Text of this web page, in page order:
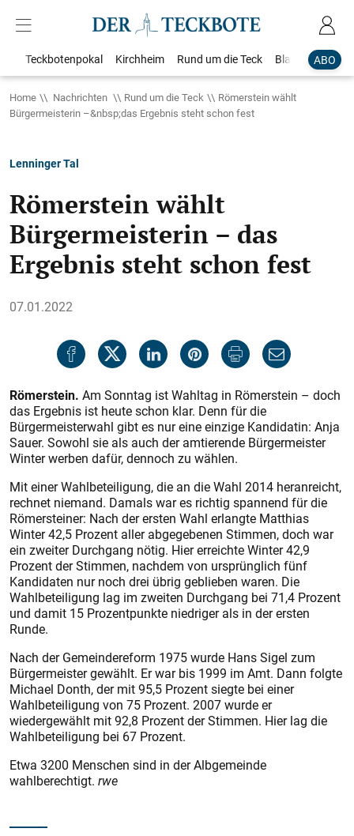
ABO
Teckbotenpokal Kirchheim Rund um die Teck Blaulicht
Home Nachrichten Rund um die Teck
Römerstein wählt
Bürgermeisterin –&nbsp;das Ergebnis steht schon fest
Lenninger Tal
Römerstein wählt
Bürgermeisterin – das
Ergebnis steht schon fest
07.01.2022
Römerstein. Am Sonntag ist Wahltag in Römerstein – doch
das Ergebnis ist heute schon klar. Denn für die
Bürgermeisterwahl gibt es nur eine einzige Kandidatin: Anja
Sauer. Sowohl sie als auch der amtierende Bürgermeister
Winter werben dafür, dennoch zu wählen.
Mit einer Wahlbeteiligung, die an die Wahl 2014 heranreicht,
rechnet niemand. Damals war es richtig spannend für die
Römersteiner: Nach der ersten Wahl erlangte Matthias
Winter 42,5 Prozent aller abgegebenen Stimmen, doch war
ein zweiter Durchgang nötig. Hier erreichte Winter 42,9
Prozent der Stimmen, nachdem von ursprünglich fünf
Kandidaten nur noch drei übrig geblieben waren. Die
Wahlbeteiligung lag im zweiten Durchgang bei 71,4 Prozent
und damit 15 Prozentpunkte niedriger als in der ersten
Runde.
Nach der Gemeindereform 1975 wurde Hans Sigel zum
Bürgermeister gewählt. Er war bis 1999 im Amt. Dann folgte
Michael Donth, der mit 95,5 Prozent siegte bei einer
Wahlbeteiligung von 75 Prozent. 2007 wurde er
wiedergewählt mit 92,8 Prozent der Stimmen. Hier lag die
Wahlbeteiligung bei 67 Prozent.
Etwa 3200 Menschen sind in der Albgemeinde
wahlberechtigt. rwe